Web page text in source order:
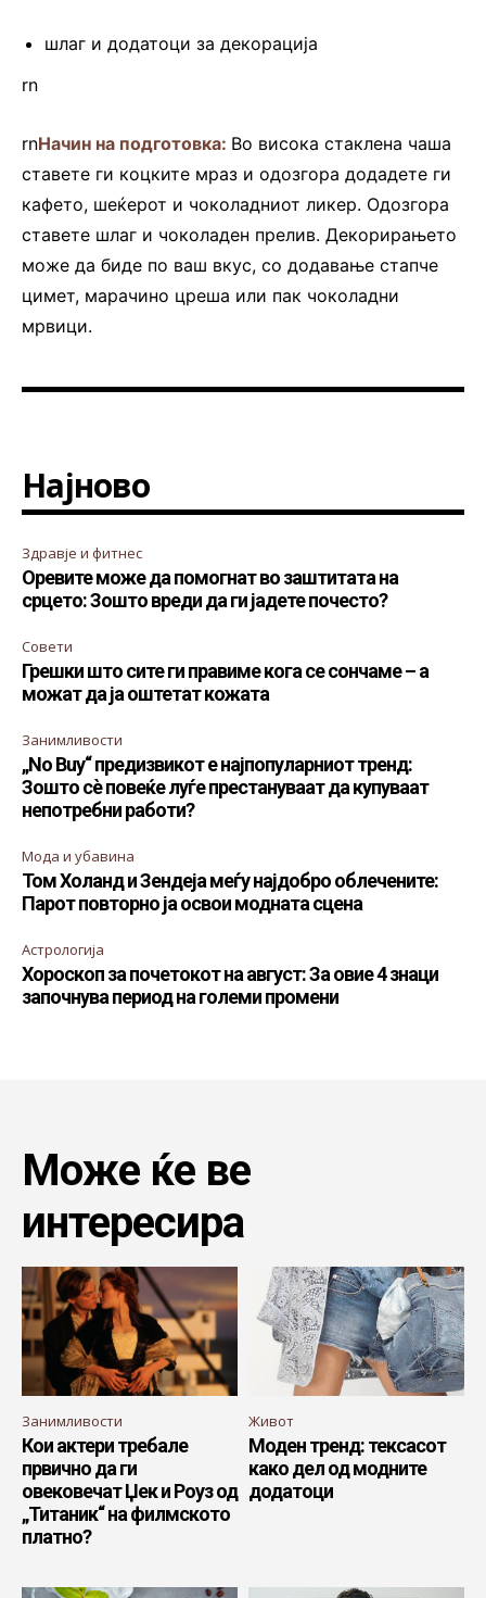
шлаг и додатоци за декорација
rn
rnНачин на подготовка: Во висока стаклена чаша
ставете ги коцките мраз и одозгора додадете ги
кафето, шеќерот и чоколадниот ликер. Одозгора
ставете шлаг и чоколаден прелив. Декорирањето
може да биде по ваш вкус, со додавање стапче
цимет, марачино цреша или пак чоколадни
мрвици.
Најново
Здравје и фитнес
Оревите може да помогнат во заштитата на
срцето: Зошто вреди да ги јадете почесто?
Совети
Грешки што сите ги правиме кога се сончаме – а
можат да ја оштетат кожата
Занимливости
„No Buy“ предизвикот е најпопуларниот тренд:
Зошто сè повеќе луѓе престануваат да купуваат
непотребни работи?
Мода и убавина
Том Холанд и Зендеја меѓу најдобро облечените:
Парот повторно ја освои модната сцена
Астрологија
Хороскоп за почетокот на август: За овие 4 знаци
започнува период на големи промени
Може ќе ве
интересира
Занимливости
Кои актери требале
првично да ги
овековечат Џек и Роуз од
„Титаник“ на филмското
платно?
Живот
Моден тренд: тексасот
како дел од модните
додатоци